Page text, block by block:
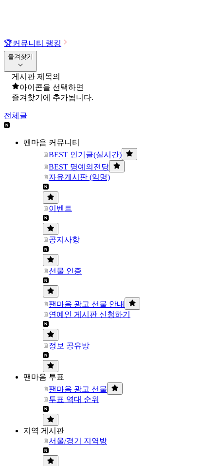
🏆커뮤니티 랭킹
즐겨찾기
게시판 제목의
아이콘을 선택하면
즐겨찾기에 추가됩니다.
전체글
팬마음 커뮤니티
BEST 인기글(실시간)
BEST 명예의전당
자유게시판 (익명)
이벤트
공지사항
선물 인증
팬마음 광고 선물 안내
연예인 게시판 신청하기
정보 공유방
팬마음 투표
팬마음 광고 선물
투표 역대 순위
지역 게시판
서울/경기 지역방